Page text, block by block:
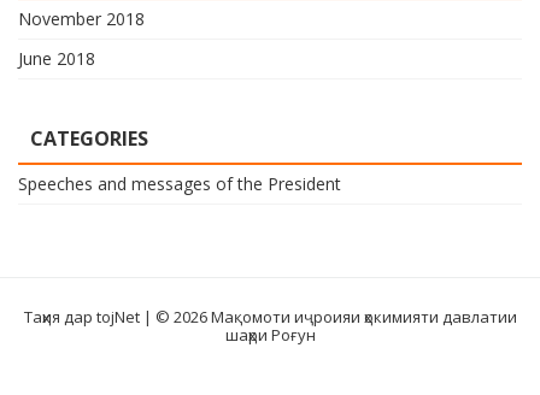
November 2018
June 2018
CATEGORIES
Speeches and messages of the President
Таҳия дар tojNet | © 2026 Мақомоти иҷроияи ҳокимияти давлатии
шаҳри Роғун